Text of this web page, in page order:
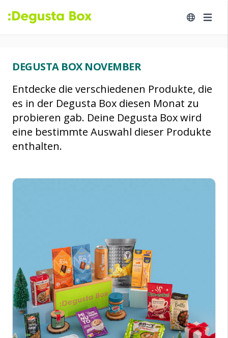
DEGUSTA BOX NOVEMBER
Entdecke die verschiedenen Produkte, die
es in der Degusta Box diesen Monat zu
probieren gab. Deine Degusta Box wird
eine bestimmte Auswahl dieser Produkte
enthalten.